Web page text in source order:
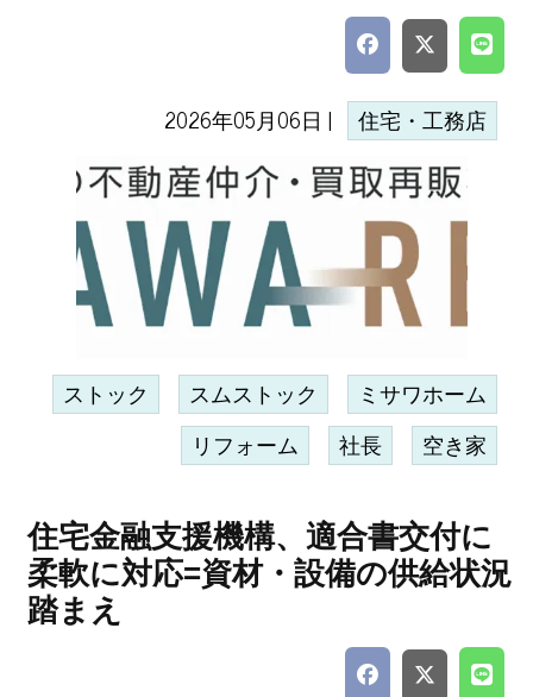
2026年05月06日 | 住宅・工務店
ストック スムストック ミサワホーム
リフォーム 社長 空き家
住宅金融支援機構、適合書交付に
柔軟に対応=資材・設備の供給状況
踏まえ